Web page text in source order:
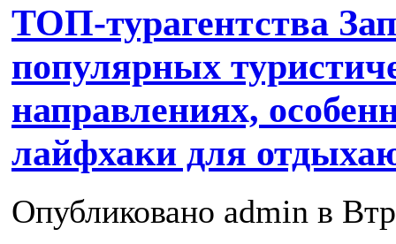
ТОП-турагентства
популярных
направлениях,
лайфхаки для
Опубликовано admin в